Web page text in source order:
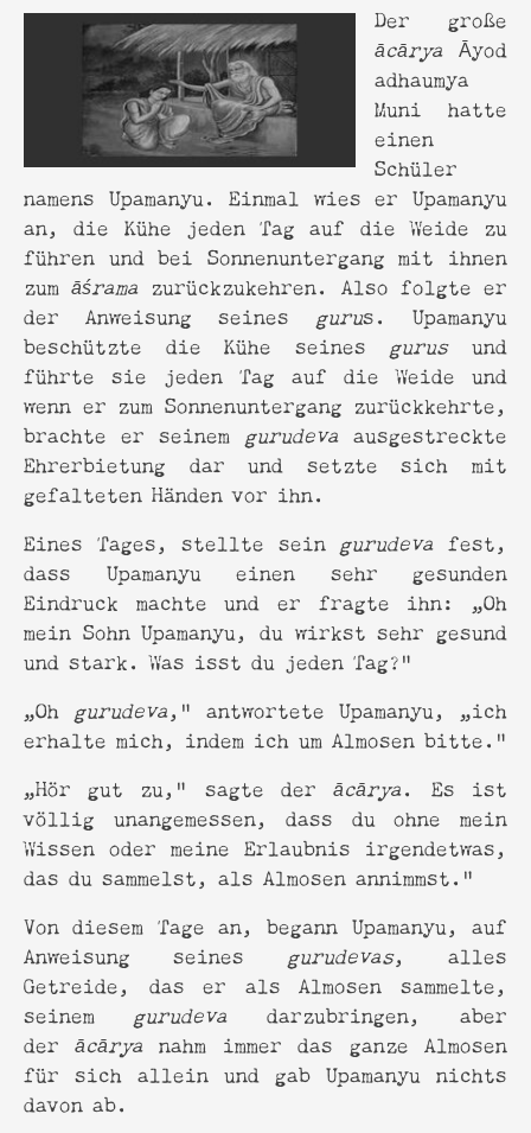
Der große
ācārya Āyod
adhaumya
Muni hatte
einen
Schüler
namens Upamanyu. Einmal wies er Upamanyu
an, die Kühe jeden Tag auf die Weide zu
führen und bei Sonnenuntergang mit ihnen
zum āśrama zurückzukehren. Also folgte er
der Anweisung seines gurus. Upamanyu
beschützte die Kühe seines gurusund
führte sie jeden Tag auf die Weide und
wenn er zum Sonnenuntergang zurückkehrte,
brachte er seinem gurudevaausgestreckte
Ehrerbietung dar und setzte sich mit
gefalteten Händen vor ihn.
Eines Tages, stellte sein gurudeva fest,
dass Upamanyu einen sehr gesunden
Eindruck machte und er fragte ihn: „Oh
mein Sohn Upamanyu, du wirkst sehr gesund
und stark. Was isst du jeden Tag?”
„Oh gurudeva,” antwortete Upamanyu, „ich
erhalte mich, indem ich um Almosen bitte.“
„Hör gut zu,” sagte der ācārya. Es ist
völlig unangemessen, dass du ohne mein
Wissen oder meine Erlaubnis irgendetwas,
das du sammelst, als Almosen annimmst."
Von diesem Tage an, begann Upamanyu, auf
Anweisung seines gurudevas, alles
Getreide, das er als Almosen sammelte,
seinem gurudeva darzubringen, aber
der ācārya nahm immer das ganze Almosen
für sich allein und gab Upamanyu nichts
davon ab.